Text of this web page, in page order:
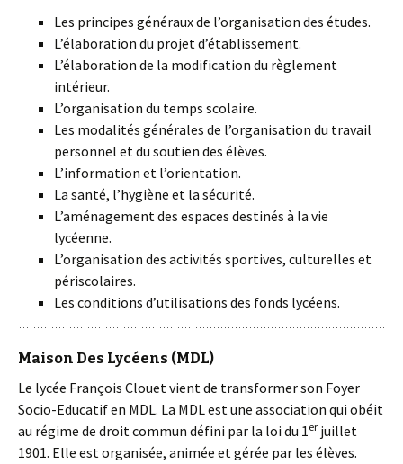
Les principes généraux de l’organisation des études.
L’élaboration du projet d’établissement.
L’élaboration de la modification du règlement
intérieur.
L’organisation du temps scolaire.
Les modalités générales de l’organisation du travail
personnel et du soutien des élèves.
L’information et l’orientation.
La santé, l’hygiène et la sécurité.
L’aménagement des espaces destinés à la vie
lycéenne.
L’organisation des activités sportives, culturelles et
périscolaires.
Les conditions d’utilisations des fonds lycéens.
Maison Des Lycéens (MDL)
Le lycée François Clouet vient de transformer son Foyer
Socio-Educatif en MDL. La MDL est une association qui obéit
au régime de droit commun défini par la loi du 1er juillet
1901. Elle est organisée, animée et gérée par les élèves.